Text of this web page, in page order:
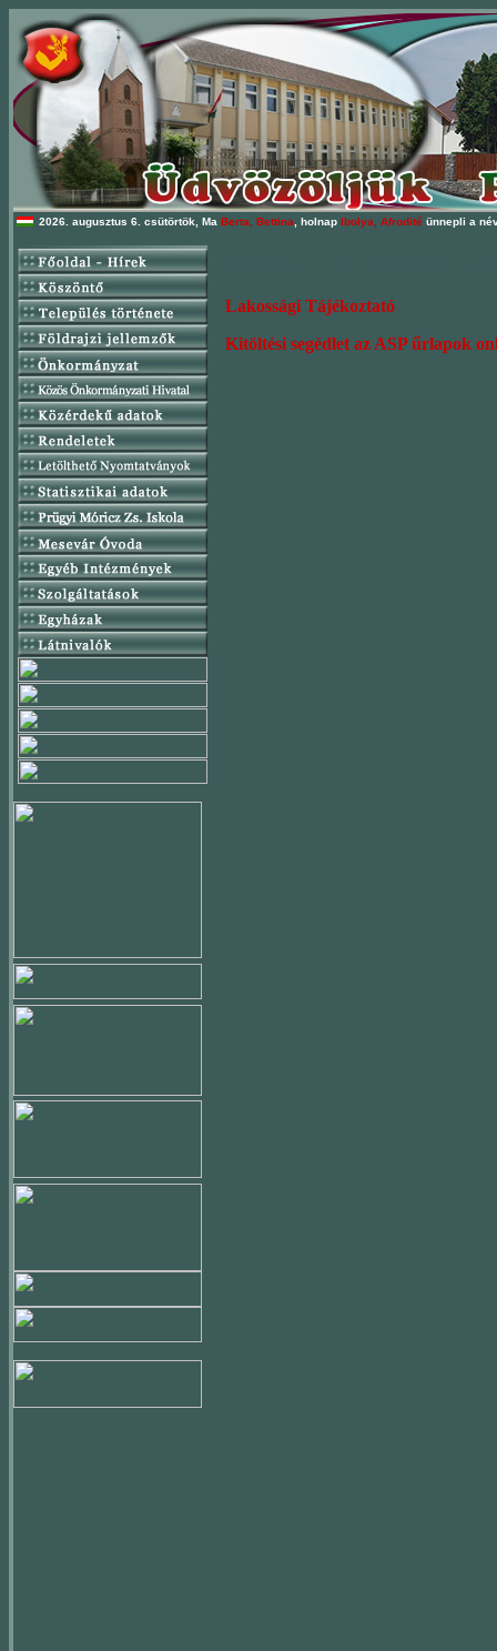
2026. augusztus 6. csütörtök, Ma Berta, Bettina , holnap Ibolya, Afrodité ünnepli a
Lakossági Tájékoztató
Kitöltési segédlet az ASP űrlapok